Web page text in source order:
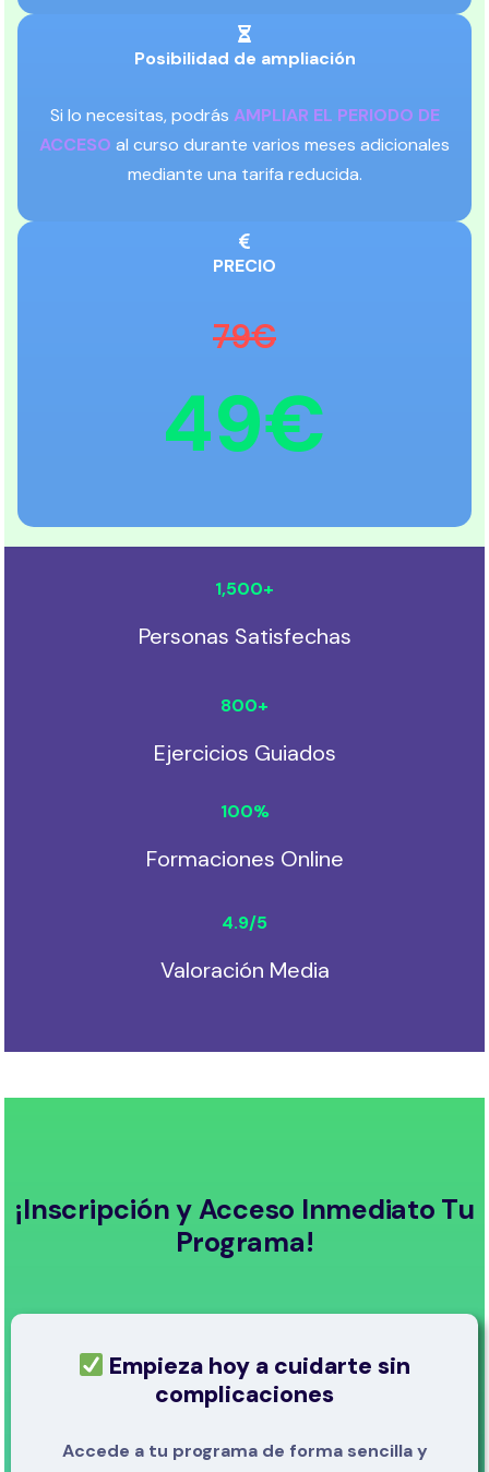
Posibilidad de ampliación
Si lo necesitas, podrás AMPLIAR EL PERIODO DE
ACCESO al curso durante varios meses adicionales
mediante una tarifa reducida.
PRECIO
79€
49€
Personas Satisfechas
1,500+
Ejercicios Guiados
800+
Formaciones Online
100%
Valoración Media
4.9/5
¡Inscripción y Acceso Inmediato Tu
Programa!
Empieza hoy a cuidarte sin
complicaciones
Accede a tu programa de forma sencilla y